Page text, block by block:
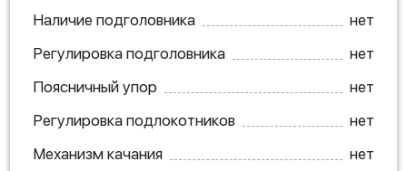
Наличие подголовника
нет
Регулировка подголовника
нет
Поясничный упор
нет
Регулировка подлокотников
нет
Механизм качания
нет